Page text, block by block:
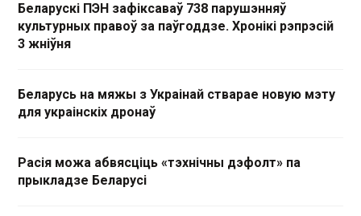
Беларускі ПЭН зафіксаваў 738 парушэнняў
культурных правоў за паўгоддзе. Хронікі рэпрэсій
3 жніўня
Беларусь на мяжы з Украінай стварае новую мэту
для украінскіх дронаў
Расія можа абвясціць «тэхнічны дэфолт» па
прыкладзе Беларусі